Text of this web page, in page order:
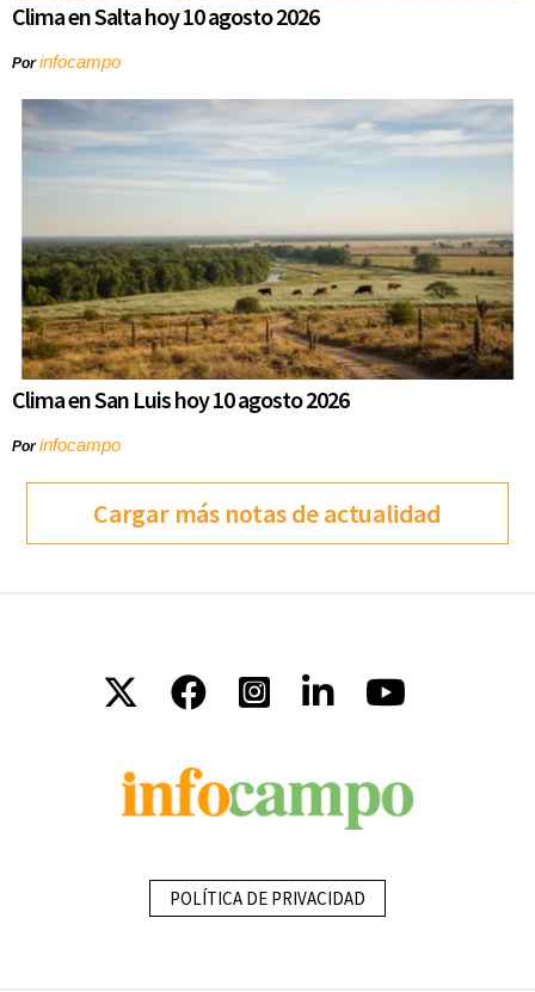
Clima en Salta hoy 10 agosto 2026
Porinfocampo
Clima en San Luis hoy 10 agosto 2026
Porinfocampo
Cargar más notas de actualidad
POLÍTICA DE PRIVACIDAD